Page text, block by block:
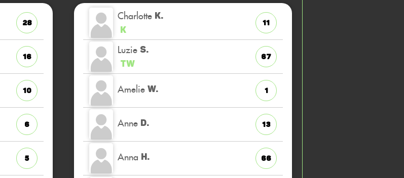
28
16
10
6
5
Charlotte K.
K
11
Luzie S.
TW
67
Amelie W. 1
Anne D. 13
Anna H. 66